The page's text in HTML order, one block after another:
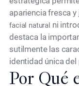
apariencia fresca
facial natural ni
destaca la
sutilmente las
identidad única del
Por Qué